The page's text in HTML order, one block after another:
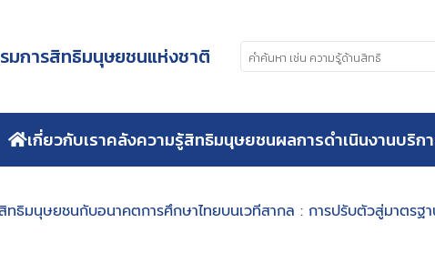
มการสิทธิมนุษยชนแห่งชาติ
เกี่ยวกับเราคลังความรู้สิทธิมนุษยชนผลการดำเนินงานบริก
ธิมนุษยชนกับอนาคตการศึกษาไทยบนเวทีสากล : การปรับตัวสู่มาตรฐา